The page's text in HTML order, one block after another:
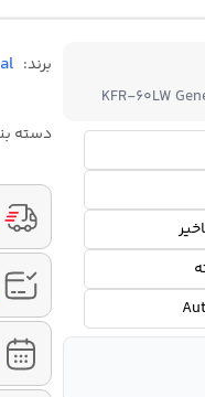
KFR-60LW
برند:
دسته